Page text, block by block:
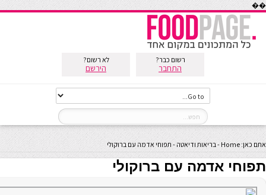
��
רשום כבר?
התחבר
לא רשום?
הירשם
אתם כאן: Home
-בריאות ודיאטה - תפוחי אדמה עם ברוקולי
תפוחי אדמה עם ברוקולי